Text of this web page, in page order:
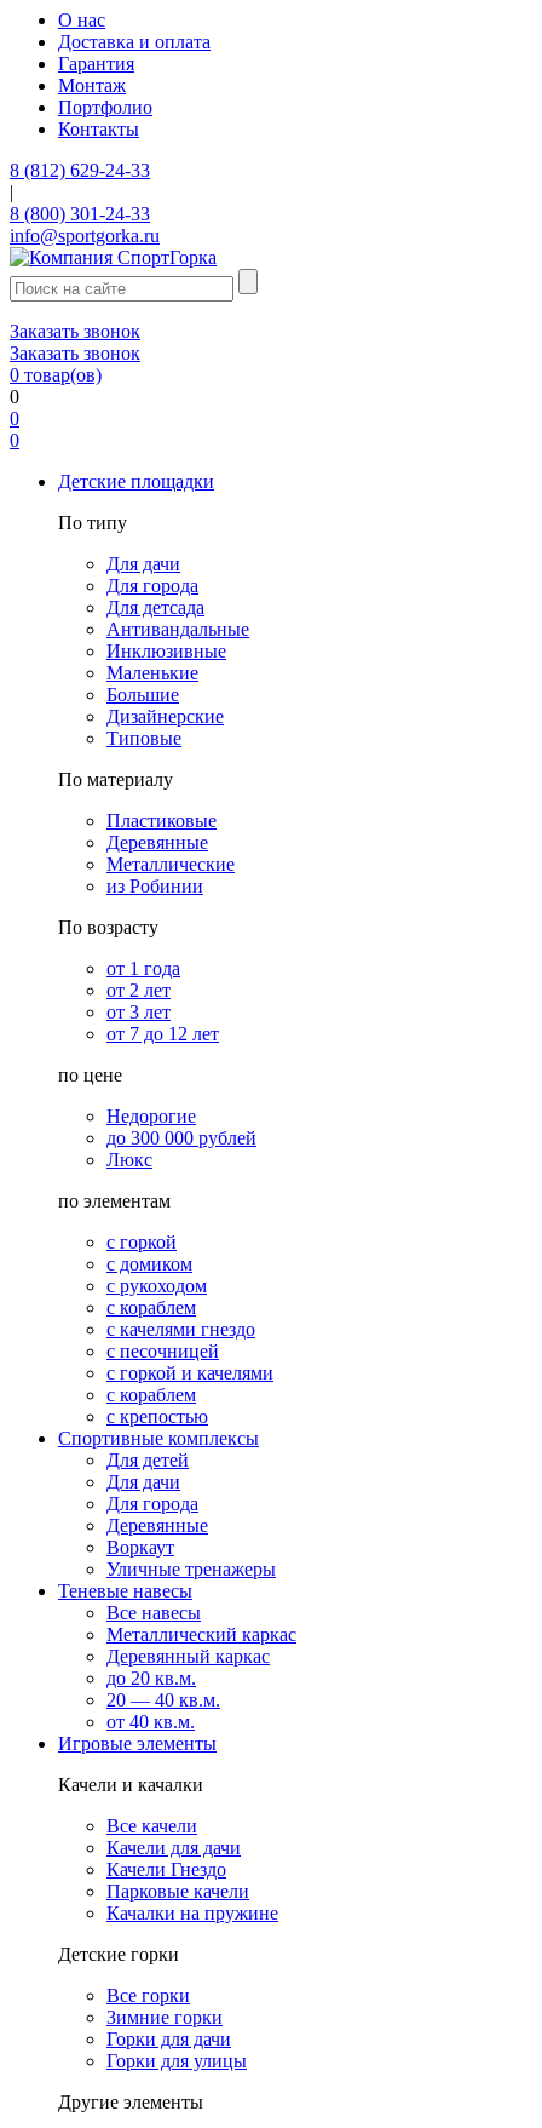
О нас
Доставка и оплата
Гарантия
Монтаж
Портфолио
Контакты
8 (812) 629-24-33
|
8 (800) 301-24-33
info@sportgorka.ru
Заказать звонок
Заказать звонок
0 товар(ов)
0
0
0
Детские площадки
По типу
Для дачи
Для города
Для детсада
Антивандальные
Инклюзивные
Маленькие
Большие
Дизайнерские
Типовые
По материалу
Пластиковые
Деревянные
Металлические
из Робинии
По возрасту
от 1 года
от 2 лет
от 3 лет
от 7 до 12 лет
по цене
Недорогие
до 300 000 рублей
Люкс
по элементам
с горкой
с домиком
с рукоходом
с кораблем
с качелями гнездо
с песочницей
с горкой и качелями
с кораблем
с крепостью
Спортивные комплексы
Для детей
Для дачи
Для города
Деревянные
Воркаут
Уличные тренажеры
Теневые навесы
Все навесы
Металлический каркас
Деревянный каркас
до 20 кв.м.
20 — 40 кв.м.
от 40 кв.м.
Игровые элементы
Качели и качалки
Все качели
Качели для дачи
Качели Гнездо
Парковые качели
Качалки на пружине
Детские горки
Все горки
Зимние горки
Горки для дачи
Горки для улицы
Другие элементы